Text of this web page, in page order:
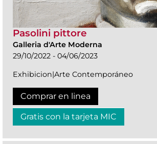
Pasolini pittore
Galleria d'Arte Moderna
29/10/2022 - 04/06/2023
Exhibicion|Arte Contemporáneo
Comprar en linea
Gratis con la tarjeta MIC